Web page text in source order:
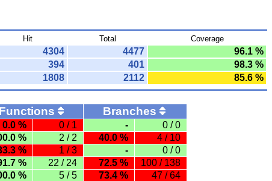
Hit Total Coverage
4304 4477
96.1 %
394 401
98.3 %
1808 2112 85.6 %
Functions Branches
0.0 % 0 / 1 - 0 / 0
% 2 / 2 40.0 % 4 / 10
% 1 / 3 - 0 / 0
% 22 / 24 72.5 % 100 / 138
% 5 / 5 73.4 % 47 / 64